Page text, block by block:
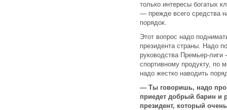
только интересы богатых
— прежде всего средства
порядок.
Этот вопрос надо
президента страны. Надо
руководства Премьер-
спортивному продукту, по
надо жестко наводить
— Ты говоришь, надо
приедет добрый барин и
президент, который